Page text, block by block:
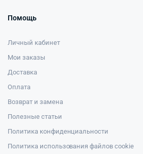
Помощь
Личный кабинет
Мои заказы
Доставка
Оплата
Возврат и замена
Полезные статьи
Политика конфиденциальности
Политика использования файлов cookie